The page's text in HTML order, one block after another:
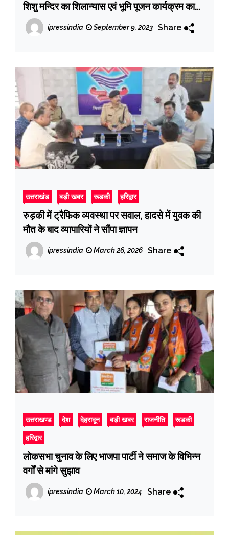
शिशु मन्दिर का शिलान्यास एवं भूमि पूजन कार्यक्रम का
प्रारम्भ पुरोहित विवेक पाण्डेय एवं योगेश शास्त्री द्वारा यज्ञ
के माध्यम से किया गया
ipressindia September 9, 2023 Share
उत्तराखंड बड़ी खबर रूडकी हरिद्वार
रुड़की में ट्रैफिक व्यवस्था पर सवाल, हादसे में युवक की
मौत के बाद व्यापारियों ने सौंपा ज्ञापन
ipressindia March 26, 2026 Share
उत्तराखण्ड देश देहरादून बड़ी खबर राजनीति रूडकी
हरिद्वार
लोकसभा चुनाव के लिए भाजपा पार्टी ने समाज के विभिन्न
वर्गों से मांगे सुझाव
ipressindia March 10, 2024 Share